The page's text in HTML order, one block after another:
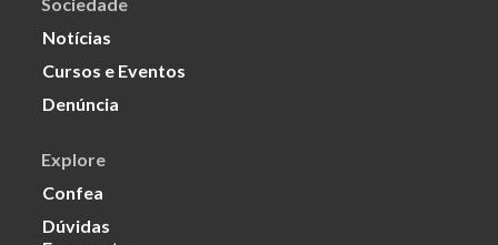
Notícias
Cursos e Eventos
Denúncia
Explore
Confea
Dúvidas